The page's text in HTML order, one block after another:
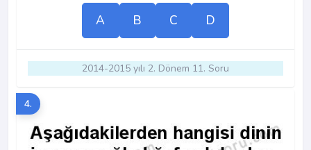
A B C D
2014-2015 yılı 2. Dönem 11. Soru
4.